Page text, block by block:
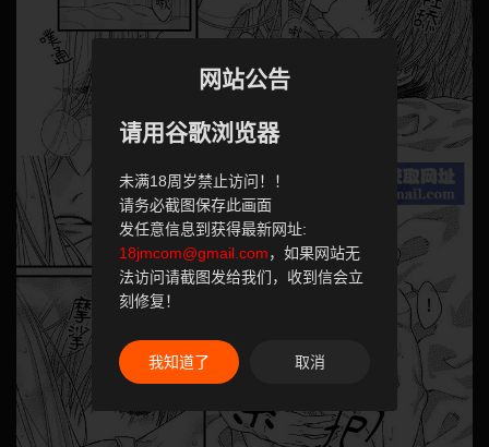
网站公告
请用谷歌浏览器
未满18周岁禁止访问！！
请务必截图保存此画面
发任意信息到获得最新网址:
18jmcom@gmail.com，如果网站无
法访问请截图发给我们，收到信会立
刻修复！
我知道了 取消